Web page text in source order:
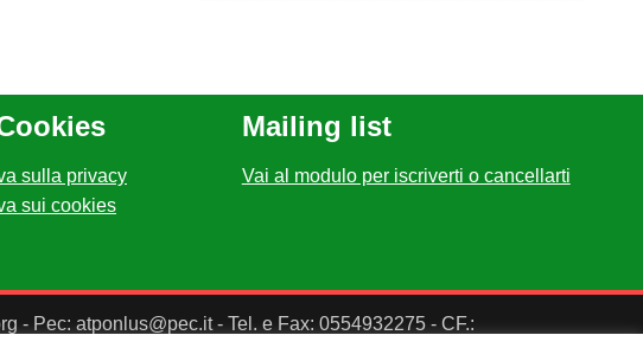
sulla privacy
sui cookies
Mailing list
Vai al modulo per iscriverti o cancellarti
- Pec: atponlus@pec.it - Tel. e Fax: 0554932275 - CF.: